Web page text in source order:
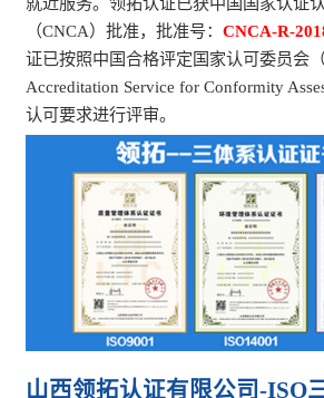
（CNCA）批准，批准号： CNCA-R-
证已按照中国合格评定国家认可委员会
Accreditation Service for Conformity
认可要求进行评审。
山西领拓认证有限公司-ISO